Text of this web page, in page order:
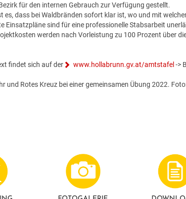
für den internen Gebrauch zur Verfügung gestellt.
es, dass bei Waldbränden sofort klar ist, wo und mit
Einsatzpläne sind für eine professionelle Stabsarbeit
werden nach Vorleistung zu 100 Prozent über
findet sich auf der www.hollabrunn.gv.at/amtstafel ->
und Rotes Kreuz bei einer gemeinsamen Übung 2022.